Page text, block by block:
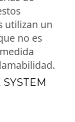
utilizan un
no es
SYSTEM